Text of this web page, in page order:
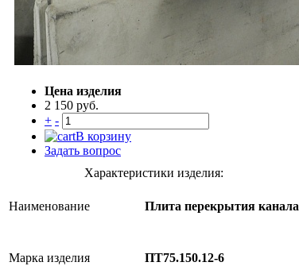
Цена изделия
2 150 руб.
+ -
В корзину
Задать вопрос
Характеристики изделия:
Наименование Плита перекрытия канала
Марка изделия ПТ75.150.12-6